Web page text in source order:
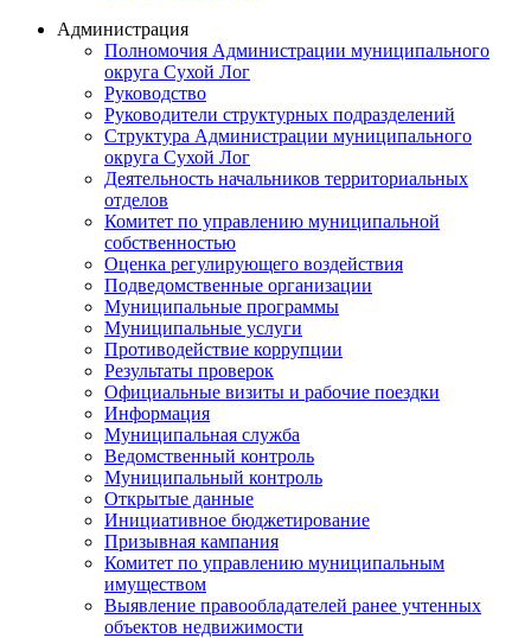
Администрация
Полномочия Администрации муниципального
округа Сухой Лог
Руководство
Руководители структурных подразделений
Структура Администрации муниципального
округа Сухой Лог
Деятельность начальников территориальных
отделов
Комитет по управлению муниципальной
собственностью
Оценка регулирующего воздействия
Подведомственные организации
Муниципальные программы
Муниципальные услуги
Противодействие коррупции
Результаты проверок
Официальные визиты и рабочие поездки
Информация
Муниципальная служба
Ведомственный контроль
Муниципальный контроль
Открытые данные
Инициативное бюджетирование
Призывная кампания
Комитет по управлению муниципальным
имуществом
Выявление правообладателей ранее учтенных
объектов недвижимости